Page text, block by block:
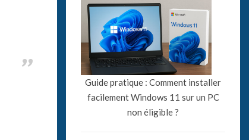
Guide pratique : Comment installer
facilement Windows 11 sur un PC
non éligible ?